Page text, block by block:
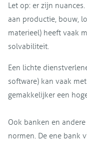
Let op: er zijn
aan productie, bouw,
materieel) heeft vaak
solvabiliteit.
Een lichte
software) kan vaak
gemakkelijker een
Ook banken en
normen. De ene bank